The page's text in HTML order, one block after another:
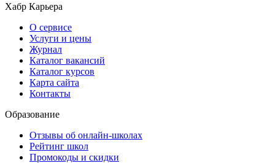
Хабр Карьера
О сервисе
Услуги и цены
Журнал
Каталог вакансий
Каталог курсов
Карта сайта
Контакты
Образование
Отзывы об онлайн-школах
Рейтинг школ
Промокоды и скидки